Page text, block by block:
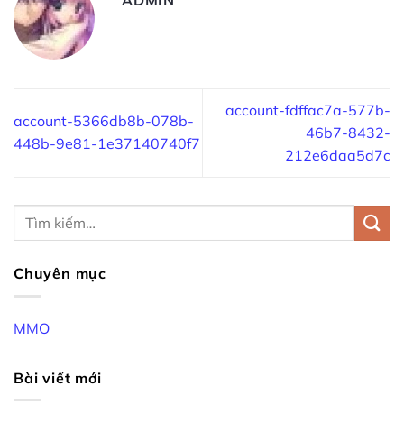
account-5366db8b-078b-
448b-9e81-1e37140740f7
account-fdffac7a-577b-
46b7-8432-
212e6daa5d7c
Chuyên mục
MMO
Bài viết mới